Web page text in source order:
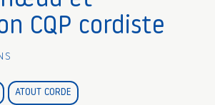
CQP cordiste
ATOUT CORDE